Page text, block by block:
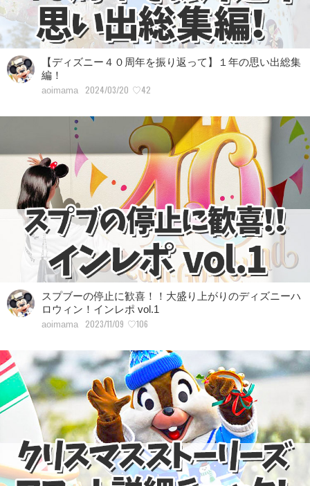
【ディズニー４０周年を振り返って】１年の思い出総集
編！
aoimama 2024/03/20 ♡42
スプブーの停止に歓喜！！大盛り上がりのディズニーハ
ロウィン！インレポ vol.1
aoimama 2023/11/09 ♡106